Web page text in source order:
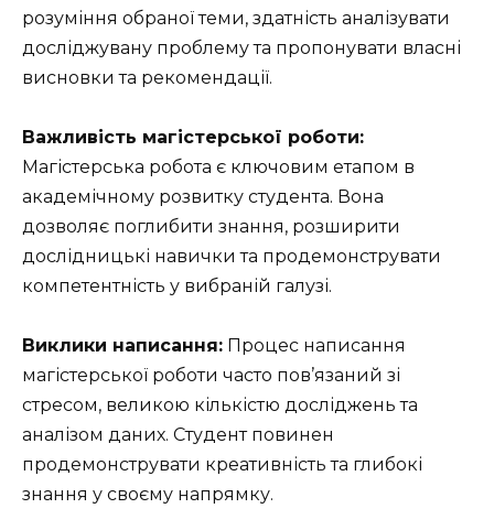
розуміння обраної теми, здатність аналізувати
досліджувану проблему та пропонувати власні
висновки та рекомендації.
Важливість магістерської роботи:
Магістерська робота є ключовим етапом в
академічному розвитку студента. Вона
дозволяє поглибити знання, розширити
дослідницькі навички та продемонструвати
компетентність у вибраній галузі.
Виклики написання: Процес написання
магістерської роботи часто пов’язаний зі
стресом, великою кількістю досліджень та
аналізом даних. Студент повинен
продемонструвати креативність та глибокі
знання у своєму напрямку.